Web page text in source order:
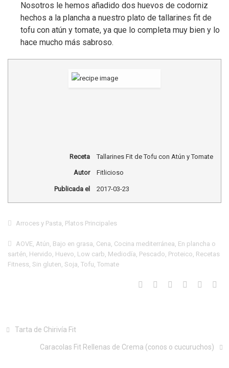
Nosotros le hemos añadido dos huevos de codorniz
hechos a la plancha a nuestro plato de tallarines fit de
tofu con atún y tomate, ya que lo completa muy bien y lo
hace mucho más sabroso.
Receta Tallarines Fit de Tofu con Atún y Tomate
Autor Fitlicioso
Publicada el 2017-03-23
Arroces y Pasta, Platos Principales
AOVE, Atún, Bajo en grasa, Cena, Cocina mediterránea, En plancha o
sartén, Hervido, Huevo, Low carb, Mediodía, Pescado, Proteico, Recetas
Fitness, Sin gluten, Soja, Tofu, Tomate
Tarta de Chirivía Fit
Caracolas Fit Rellenas de Crema (conos o cucuruchos)